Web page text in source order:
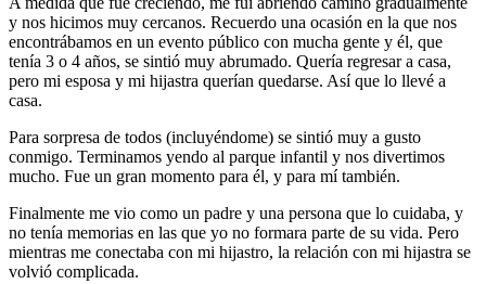
y nos hicimos muy cercanos. Recuerdo una ocasión en la que nos
encontrábamos en un evento público con mucha gente y él, que
tenía 3 o 4 años, se sintió muy abrumado. Quería regresar a casa,
pero mi esposa y mi hijastra querían quedarse. Así que lo llevé a
casa.
Para sorpresa de todos (incluyéndome) se sintió muy a gusto
conmigo. Terminamos yendo al parque infantil y nos divertimos
mucho. Fue un gran momento para él, y para mí también.
Finalmente me vio como un padre y una persona que lo cuidaba, y
no tenía memorias en las que yo no formara parte de su vida. Pero
mientras me conectaba con mi hijastro, la relación con mi hijastra se
volvió complicada.